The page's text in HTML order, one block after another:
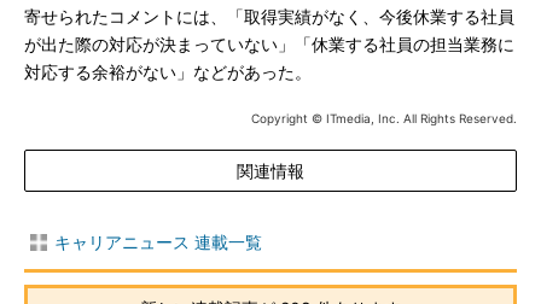
寄せられたコメントには、「取得実績がなく、今後休業する社員
が出た際の対応が決まっていない」「休業する社員の担当業務に
対応する余裕がない」などがあった。
Copyright © ITmedia, Inc. All Rights Reserved.
関連情報
キャリアニュース 連載一覧